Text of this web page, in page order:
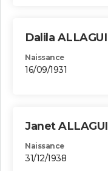
Dalila ALLAGUI
Naissance
16/09/1931
Janet ALLAGUI
Naissance
31/12/1938